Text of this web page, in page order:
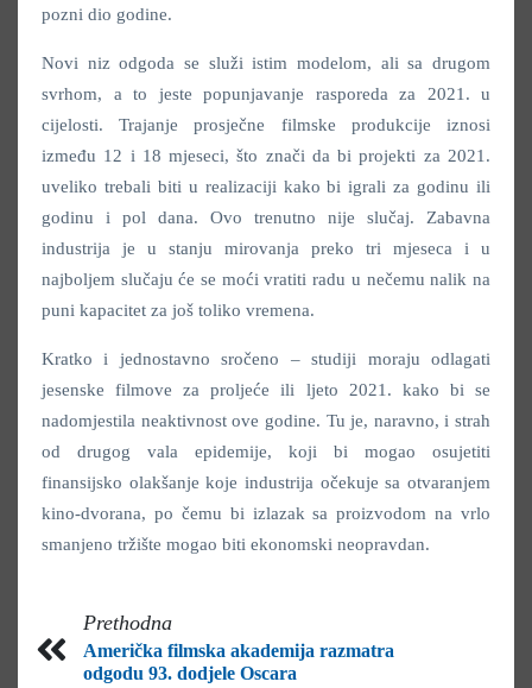
pozni dio godine.
Novi niz odgoda se služi istim modelom, ali sa drugom
svrhom, a to jeste popunjavanje rasporeda za 2021. u
cijelosti. Trajanje prosječne filmske produkcije iznosi
između 12 i 18 mjeseci, što znači da bi projekti za 2021.
uveliko trebali biti u realizaciji kako bi igrali za godinu ili
godinu i pol dana. Ovo trenutno nije slučaj. Zabavna
industrija je u stanju mirovanja preko tri mjeseca i u
najboljem slučaju će se moći vratiti radu u nečemu nalik na
puni kapacitet za još toliko vremena.
Kratko i jednostavno sročeno – studiji moraju odlagati
jesenske filmove za proljeće ili ljeto 2021. kako bi se
nadomjestila neaktivnost ove godine. Tu je, naravno, i strah
od drugog vala epidemije, koji bi mogao osujetiti
finansijsko olakšanje koje industrija očekuje sa otvaranjem
kino-dvorana, po čemu bi izlazak sa proizvodom na vrlo
smanjeno tržište mogao biti ekonomski neopravdan.
Prethodna
Američka filmska akademija razmatra
odgodu 93. dodjele Oscara